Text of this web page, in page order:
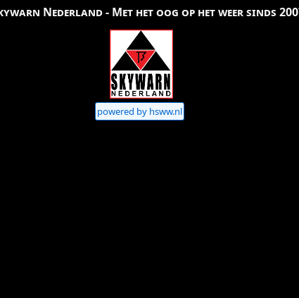
Nederland - Met het oog op het weer sinds
powered by hsww.nl